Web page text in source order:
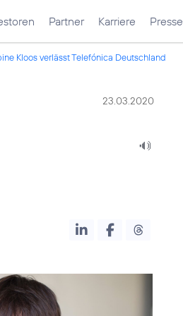
Partner Karriere Presse
Kloos verlässt Telefónica Deutschland
23.03.2020